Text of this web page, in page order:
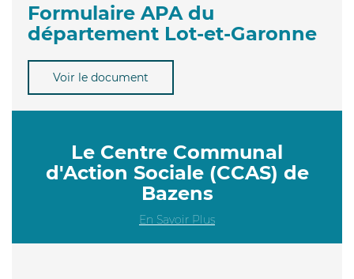
Formulaire APA du
département Lot-et-Garonne
Voir le document
Le Centre Communal
d'Action Sociale (CCAS) de
Bazens
En Savoir Plus